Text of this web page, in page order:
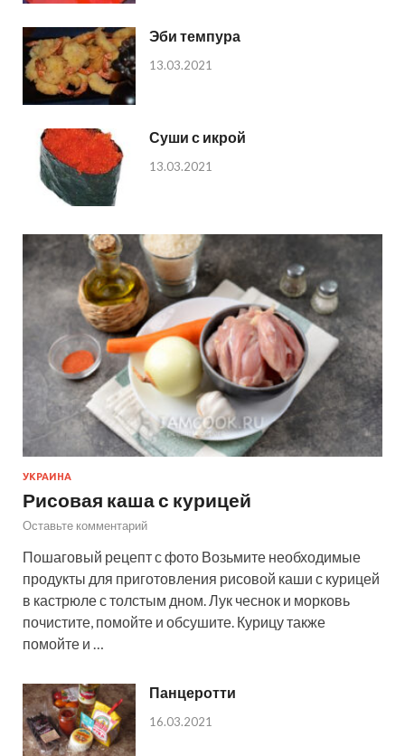
Эби темпура
13.03.2021
Суши с икрой
13.03.2021
УКРАИНА
Рисовая каша с курицей
Оставьте комментарий
Пошаговый рецепт с фото Возьмите необходимые
продукты для приготовления рисовой каши с курицей
в кастрюле с толстым дном. Лук чеснок и морковь
почистите, помойте и обсушите. Курицу также
помойте и …
Панцеротти
16.03.2021